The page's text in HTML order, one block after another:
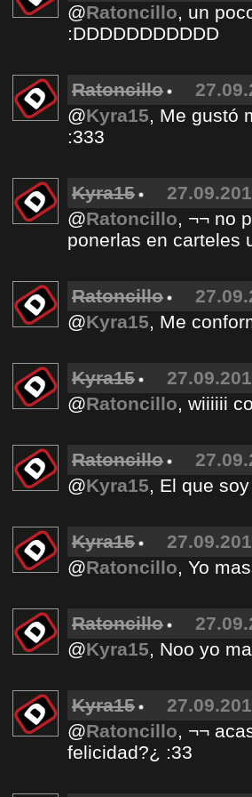
@Ratoncillo, un
:DDDDDDDDDDD
Ratoncillo
@Kyra15, Me gustó
:333
Kyra15
@Ratoncillo, ¬¬ no
ponerlas en carteles
Ratoncillo
@Kyra15, Me
Kyra15
@Ratoncillo, wiiiiii
Ratoncillo
@Kyra15, El que
Kyra15
@Ratoncillo, Yo
Ratoncillo
@Kyra15, Noo yo
Kyra15
@Ratoncillo, ¬¬
felicidad?¿ :33